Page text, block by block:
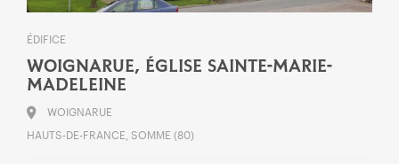
ÉDIFICE
WOIGNARUE, ÉGLISE SAINTE-MARIE-
MADELEINE
WOIGNARUE
HAUTS-DE-FRANCE, SOMME (80)